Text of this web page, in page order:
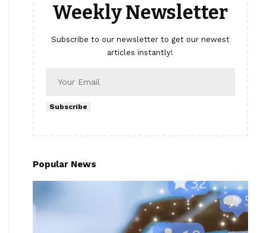
Weekly Newsletter
Subscribe to our newsletter to get our newest
articles instantly!
Subscribe
Popular News